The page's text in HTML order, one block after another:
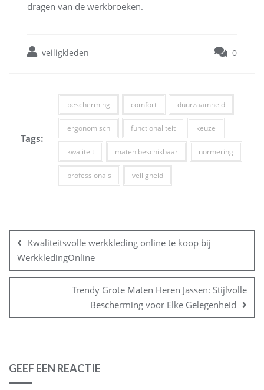
dragen van de werkbroeken.
veiligkleden 0
Tags:
bescherming comfort duurzaamheid
ergonomisch functionaliteit keuze
kwaliteit maten beschikbaar normering
professionals veiligheid
navigatie
Kwaliteitsvolle werkkleding online te koop bij
WerkkledingOnline
Trendy Grote Maten Heren Jassen: Stijlvolle
Bescherming voor Elke Gelegenheid
GEEF EEN REACTIE